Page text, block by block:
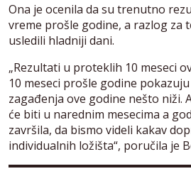
Ona je ocenila da su trenutno
vreme prošle godine, a razlog za
usledili hladniji dani.
„Rezultati u proteklih 10 meseci
10 meseci prošle godine
zagađenja ove godine nešto niži.
će biti u narednim mesecima a
završila, da bismo videli kakav
individualnih ložišta“, poručila je